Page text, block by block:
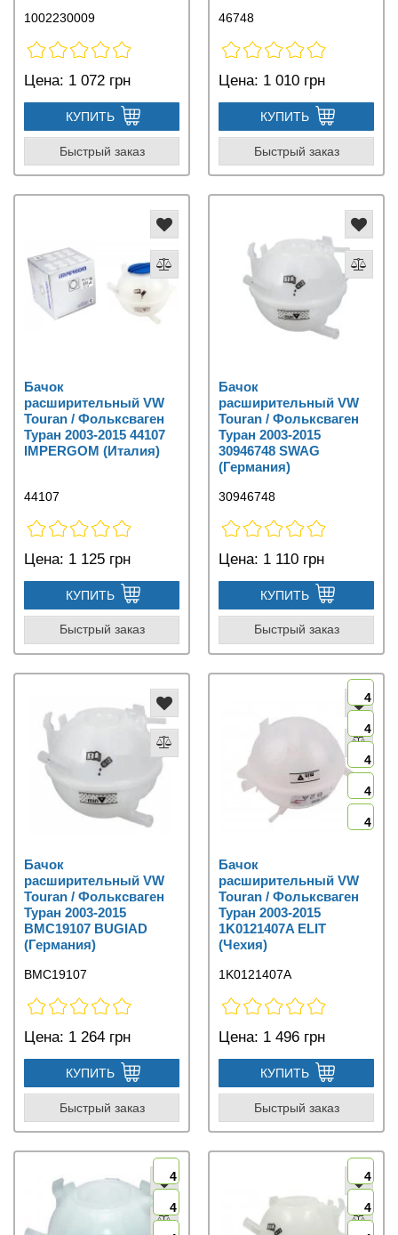
1002230009
Цена: 1 072 грн
КУПИТЬ
Быстрый заказ
46748
Цена: 1 010 грн
КУПИТЬ
Быстрый заказ
Бачок
расширительный VW
Touran / Фольксваген
Туран 2003-2015 44107
IMPERGOM (Италия)
44107
Цена: 1 125 грн
КУПИТЬ
Быстрый заказ
Бачок
расширительный VW
Touran / Фольксваген
Туран 2003-2015
30946748 SWAG
(Германия)
30946748
Цена: 1 110 грн
КУПИТЬ
Быстрый заказ
Бачок
расширительный VW
Touran / Фольксваген
Туран 2003-2015
BMC19107 BUGIAD
(Германия)
BMC19107
Цена: 1 264 грн
КУПИТЬ
Быстрый заказ
4
4
4
4
4
Бачок
расширительный VW
Touran / Фольксваген
Туран 2003-2015
1K0121407A ELIT
(Чехия)
1K0121407A
Цена: 1 496 грн
КУПИТЬ
Быстрый заказ
4
4
4
4